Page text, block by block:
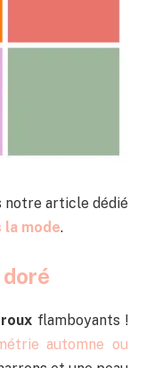
notre article dédié
la mode.
doré
flamboyants !
automne ou